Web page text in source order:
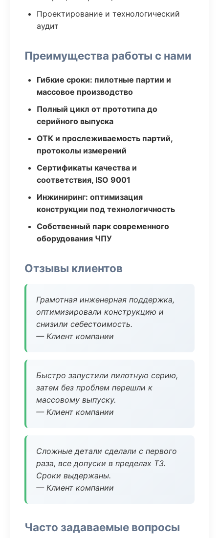
Проектирование и технологический
аудит
Преимущества работы с нами
Гибкие сроки: пилотные партии и
массовое производство
Полный цикл от прототипа до
серийного выпуска
ОТК и прослеживаемость партий,
протоколы измерений
Сертификаты качества и
соответствия, ISO 9001
Инжиниринг: оптимизация
конструкции под технологичность
Собственный парк современного
оборудования ЧПУ
Отзывы клиентов
Грамотная инженерная поддержка,
оптимизировали конструкцию и
снизили себестоимость.
— Клиент компании
Быстро запустили пилотную серию,
затем без проблем перешли к
массовому выпуску.
— Клиент компании
Сложные детали сделали с первого
раза, все допуски в пределах ТЗ.
Сроки выдержаны.
— Клиент компании
Часто задаваемые вопросы